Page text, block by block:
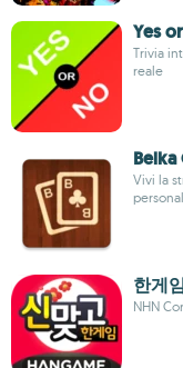
Yes
Trivia
reale
Belka
Vivi la
한게
NHN